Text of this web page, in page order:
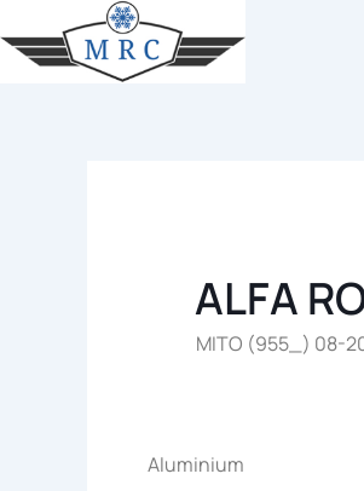
au
ALFA
MITO (955_) 08-
Aluminium